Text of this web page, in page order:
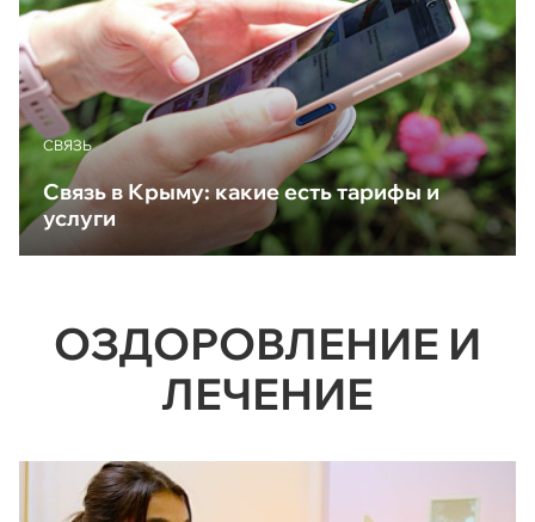
CВЯЗЬ
Связь в Крыму: какие есть тарифы и
услуги
ОЗДОРОВЛЕНИЕ И
ЛЕЧЕНИЕ